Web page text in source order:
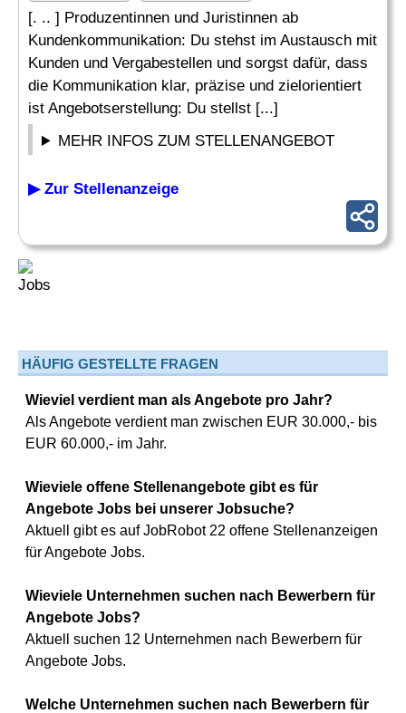
[. .. ] Produzentinnen und Juristinnen ab
Kundenkommunikation: Du stehst im Austausch mit
Kunden und Vergabestellen und sorgst dafür, dass
die Kommunikation klar, präzise und zielorientiert
ist Angebotserstellung: Du stellst [...]
MEHR INFOS ZUM STELLENANGEBOT
▶ Zur Stellenanzeige
HÄUFIG GESTELLTE FRAGEN
Wieviel verdient man als Angebote pro Jahr?
Als Angebote verdient man zwischen EUR 30.000,- bis
EUR 60.000,- im Jahr.
Wieviele offene Stellenangebote gibt es für
Angebote Jobs bei unserer Jobsuche?
Aktuell gibt es auf JobRobot 22 offene Stellenanzeigen
für Angebote Jobs.
Wieviele Unternehmen suchen nach Bewerbern für
Angebote Jobs?
Aktuell suchen 12 Unternehmen nach Bewerbern für
Angebote Jobs.
Welche Unternehmen suchen nach Bewerbern für